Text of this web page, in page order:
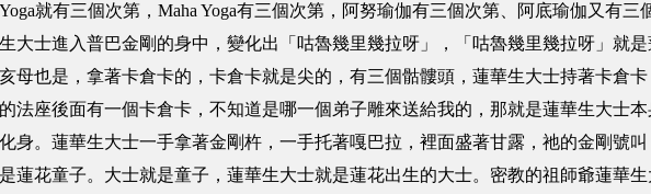
就有三個次第，Maha Yoga有三個次第，阿努瑜伽有三個次第、阿底瑜伽又有三
大士進入普巴金剛的身中，變化出「咕魯幾里幾拉呀」，「咕魯幾里幾拉呀」就
母也是，拿著卡倉卡的，卡倉卡就是尖的，有三個骷髏頭，蓮華生大士持著卡倉
法座後面有一個卡倉卡，不知道是哪一個弟子雕來送給我的，那就是蓮華生大士
身。蓮華生大士一手拿著金剛杵，一手托著嘎巴拉，裡面盛著甘露，祂的金剛號
蓮花童子。大士就是童子，蓮華生大士就是蓮花出生的大士。密教的祖師爺蓮華